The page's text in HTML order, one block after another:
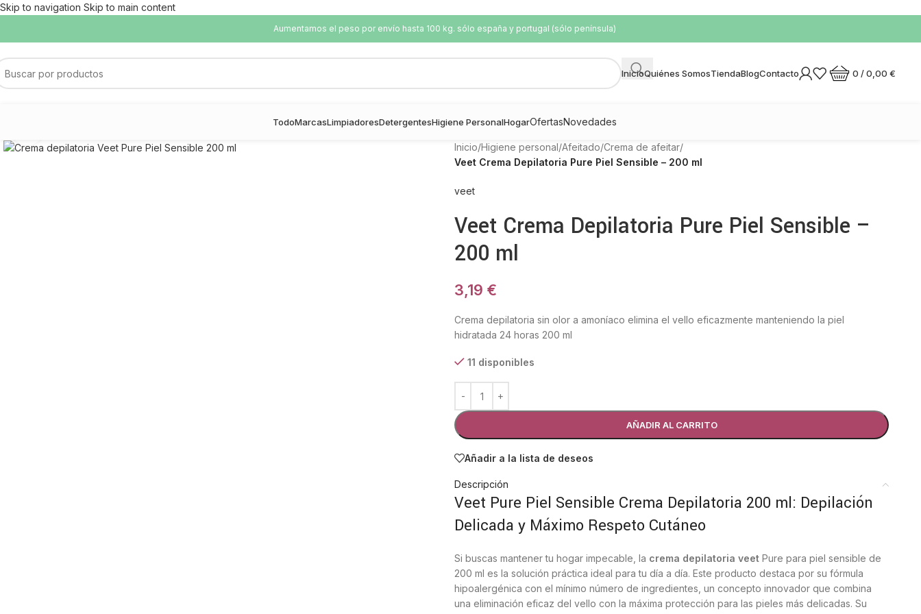
Skip to navigation Skip to main content
Aumentamos el peso por envío hasta 100 kg. sólo españa y portugal (sólo península)
InicioQuiénes SomosTiendaBlogContacto 0 /0,00 €
TodoMarcasLimpiadoresDetergentesHigiene PersonalHogarOfertasNovedades
Inicio/Higiene personal/Afeitado/Crema de afeitar/
Veet Crema Depilatoria Pure Piel Sensible – 200 ml
veet
Veet Crema Depilatoria Pure Piel Sensible –
200 ml
3,19 €
Crema depilatoria sin olor a amoníaco elimina el vello eficazmente manteniendo la piel
hidratada 24 horas 200 ml
11 disponibles
AÑADIR AL CARRITO
Añadir a la lista de deseos
Descripción
Veet Pure Piel Sensible Crema Depilatoria 200 ml: Depilación
Delicada y Máximo Respeto Cutáneo
Si buscas mantener tu hogar impecable, la crema depilatoria veet Pure para piel sensible de
200 ml es la solución práctica ideal para tu día a día. Este producto destaca por su fórmula
hipoalergénica con el mínimo número de ingredientes, un concepto innovador que combina
una eliminación eficaz del vello con la máxima protección para las pieles más delicadas. Su